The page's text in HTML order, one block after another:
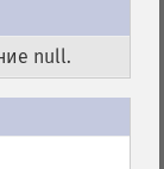
null.